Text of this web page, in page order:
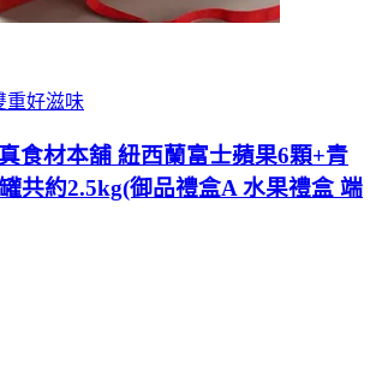
重好滋味
食材本舖 紐西蘭富士蘋果6顆+青
共約2.5kg(御品禮盒A 水果禮盒 端